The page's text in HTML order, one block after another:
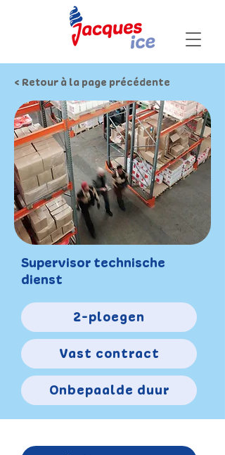
< Retour à la page précédente
Supervisor technische
dienst
2-ploegen
Vast contract
Onbepaalde duur